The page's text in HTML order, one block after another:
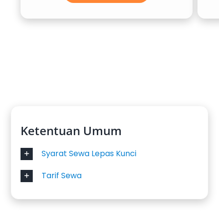
Reborn tetap menjadi favorit keluarga,
sementara Zenix Hybrid menghadirkan
Pilihan terbaik untuk rombongan besar. Elf
untuk tur wisata, perjalanan ziarah, atau acara
kantor. Fasilitasnya nyaman dan terjamin
aman, sangat mendukung kebutuhan mobil
untuk antar jemput dengan jumlah penumpang
Ketentuan Umum
Syarat Sewa Lepas Kunci
Tarif Sewa